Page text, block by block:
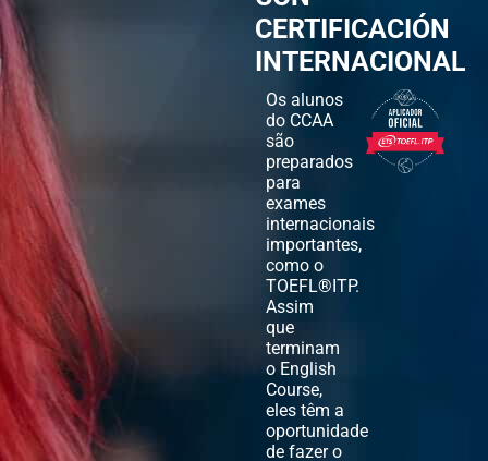
CERTIFICACIÓN
INTERNACIONAL
Os alunos
do CCAA
são
preparados
para
exames
internacionais
importantes,
como o
TOEFL®ITP.
Assim
que
terminam
o English
Course,
eles têm a
oportunidade
de fazer o